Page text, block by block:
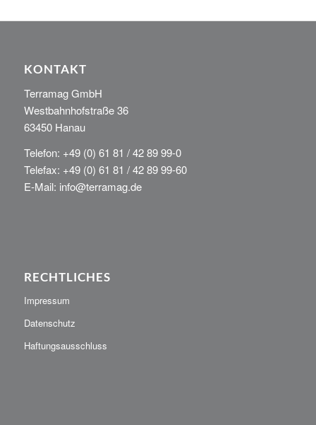
KONTAKT
Terramag GmbH
Westbahnhofstraße 36
63450 Hanau
Telefon: +49 (0) 61 81 / 42 89 99-0
Telefax: +49 (0) 61 81 / 42 89 99-60
E-Mail: info@terramag.de
RECHTLICHES
Impressum
Datenschutz
Haftungsausschluss